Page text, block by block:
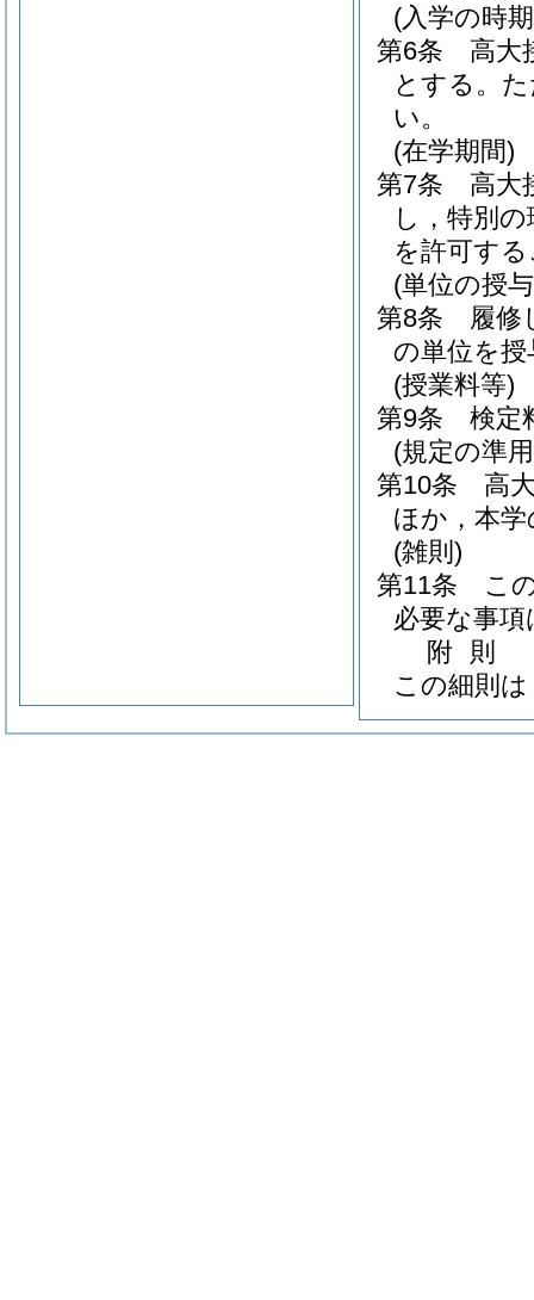
(入学の時
第6条
高大
とする。
い。
(在学期間)
第7条
高大
し，特別
を許可す
(単位の授
第8条
履修
の単位を
(授業料等)
第9条
検定
(規定の準
第10条
高
ほか，本
(雑則)
第11条
こ
必要な事
附 則
この細則